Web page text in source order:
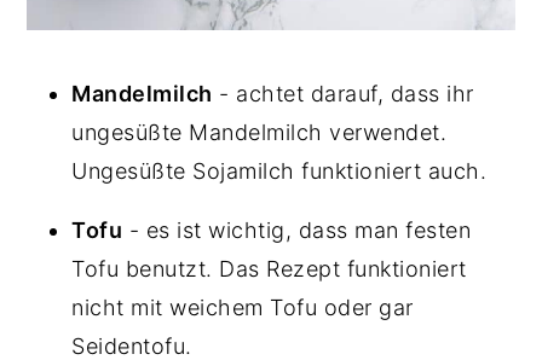
Mandelmilch - achtet darauf, dass ihr
ungesüßte Mandelmilch verwendet.
Ungesüßte Sojamilch funktioniert auch.
Tofu - es ist wichtig, dass man festen
Tofu benutzt. Das Rezept funktioniert
nicht mit weichem Tofu oder gar
Seidentofu.